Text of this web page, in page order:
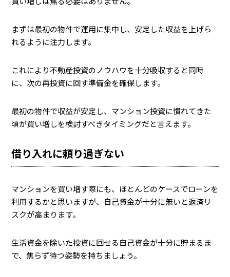
まずは最初の物件で運用に集中し、安定した収益を上げら
れるように注力します。
これにより不動産投資のノウハウを十分吸収すると同時
に、次の再投資に回す準備金を確保します。
最初の物件で収益が安定し、マンション投資に慣れてきた
頃が買い増しを検討すべきタイミングだと言えます。
借り入れに頼り過ぎない
マンションを買い増す際にも、ほとんどのケースでローンを
利用するかと思いますが、自己資金が十分に無いと返済リ
スクが高まります。
生活資金を除いた投資に回せる自己資金が十分に貯まるま
で、焦らず待つ姿勢を持ちましょう。